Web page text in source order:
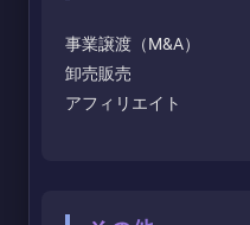
事業譲渡（M&A）
卸売販売
アフィリエイト